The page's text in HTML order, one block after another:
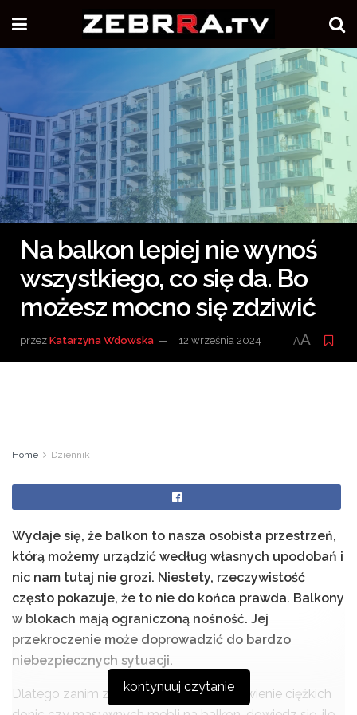
Na balkon lepiej nie wynoś
wszystkiego, co się da. Bo
możesz mocno się zdziwić
przez Katarzyna Wdowska 12 września 2024 AA
Home Dziennik
Wydaje się, że balkon to nasza osobista przestrzeń,
którą możemy urządzić według własnych upodobań i
nic nam tutaj nie grozi. Niestety, rzeczywistość
często pokazuje, że to nie do końca prawda. Balkony
w blokach mają ograniczoną nośność. Jej
przekroczenie może doprowadzić do bardzo
niebezpiecznych sytuacji.
Dlatego zanim zdecydujesz się na wstawienie ciężkich
kontynuuj czytanie